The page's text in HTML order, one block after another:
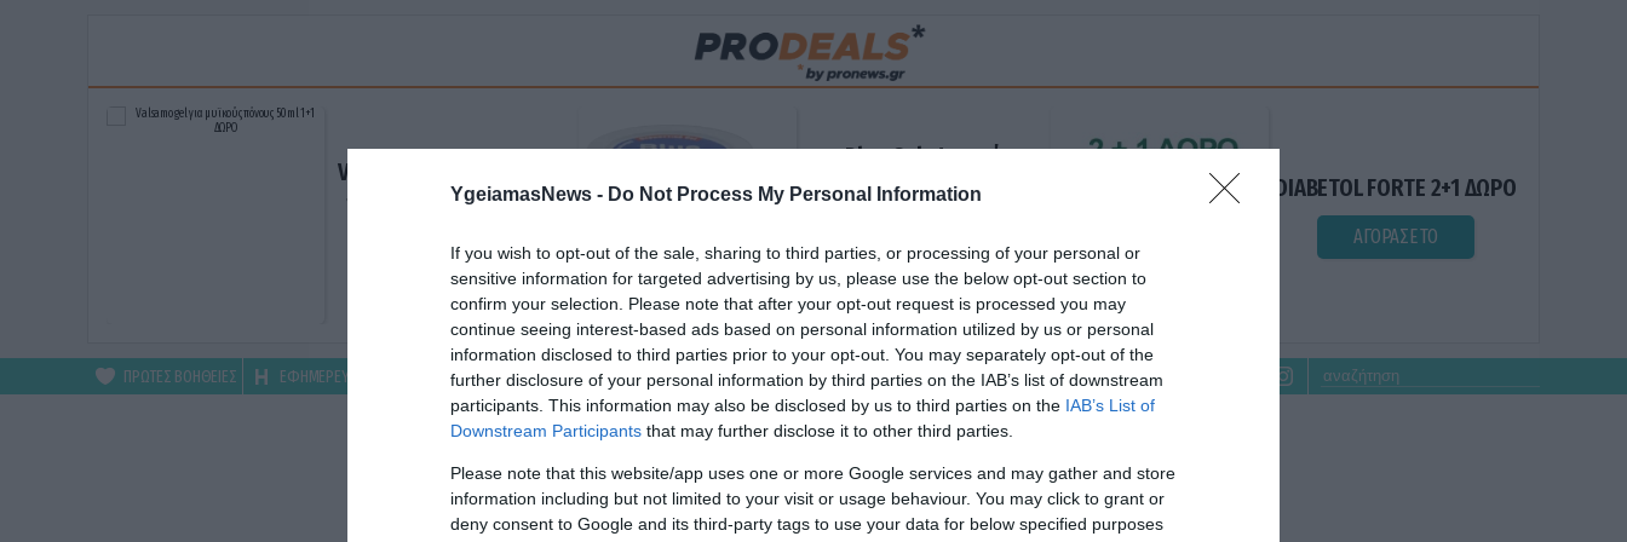
YgeiamasNews - Do Not Process My Personal Information
If you wish to opt-out of the sale, sharing to third parties, or processing of your personal or
sensitive information for targeted advertising by us, please use the below opt-out section to
confirm your selection. Please note that after your opt-out request is processed you may
continue seeing interest-based ads based on personal information utilized by us or personal
information disclosed to third parties prior to your opt-out. You may separately opt-out of the
further disclosure of your personal information by third parties on the IAB’s list of downstream
participants. This information may also be disclosed by us to third parties on the IAB’s List of
Downstream Participants that may further disclose it to other third parties.
Please note that this website/app uses one or more Google services and may gather and store
information including but not limited to your visit or usage behaviour. You may click to grant or
deny consent to Google and its third-party tags to use your data for below specified purposes
Valsamo gel για μυϊκούς
πόνους 50ml 1+1 ΔΩΡΟ
ΑΓΟΡΑΣΕ ΤΟ
Blue Gel: Φυσική
ανακούφιση & χαλάρωση
ΑΓΟΡΑΣΕ ΤΟ
DIABETOL FORTE 2+1 ΔΩΡΟ
ΑΓΟΡΑΣΕ ΤΟ
ΠΡΩΤΕΣ ΒΟΗΘΕΙΕΣ ΕΦΗΜΕΡΕΥΟΝΤΑ ΦΑΡΜΑΚΕΙΑ